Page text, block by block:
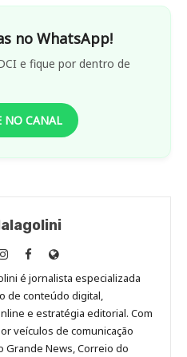
no WhatsApp!
e fique por dentro de
NO CANAL
Anny
Malagolini
no
Instagram
Anny
Malagolini
no
Facebook
Site
de
Anny
Malagolini
é jornalista especializada
de conteúdo digital,
e estratégia editorial. Com
veículos de comunicação
Grande News, Correio do